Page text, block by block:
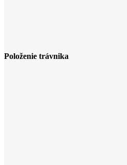
Položenie trávnika